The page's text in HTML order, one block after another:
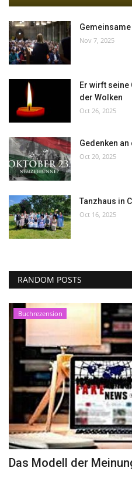
Gemeinsame
Nov 7, 2025
Er wirft seine
der Wolken
Oct 26, 2025
Gedenken
Oct 20, 2025
Tanzhaus in
Oct 16, 2025
RANDOM POSTS
Buchrezension
Das Modell der